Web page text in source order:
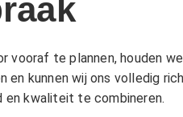
te plannen, houden
kunnen wij ons volledig
en kwaliteit te combineren.